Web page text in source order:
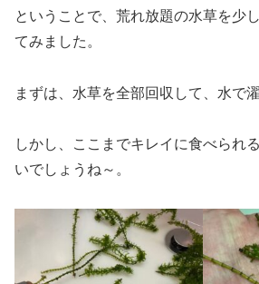
ということで、荒れ放題の水草を少
てみました。
まずは、水草を全部回収して、水で濯
しかし、ここまでキレイに食べられ
いでしょうね～。